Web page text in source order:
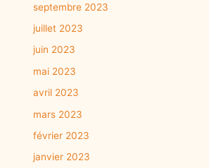
septembre 2023
juillet 2023
juin 2023
mai 2023
avril 2023
mars 2023
février 2023
janvier 2023